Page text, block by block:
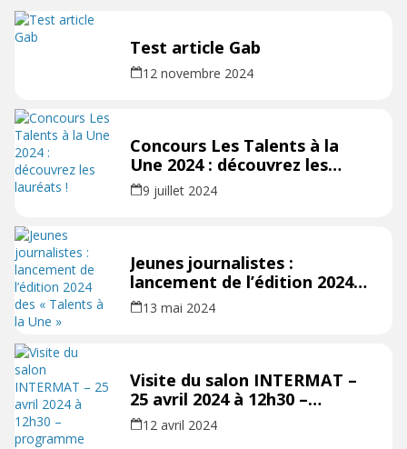
Test article Gab
12 novembre 2024
Concours Les Talents à la
Une 2024 : découvrez les
lauréats !
9 juillet 2024
Jeunes journalistes :
lancement de l’édition 2024
des « Talents à la Une »
13 mai 2024
Visite du salon INTERMAT –
25 avril 2024 à 12h30 –
programme complet à
découvrir
12 avril 2024